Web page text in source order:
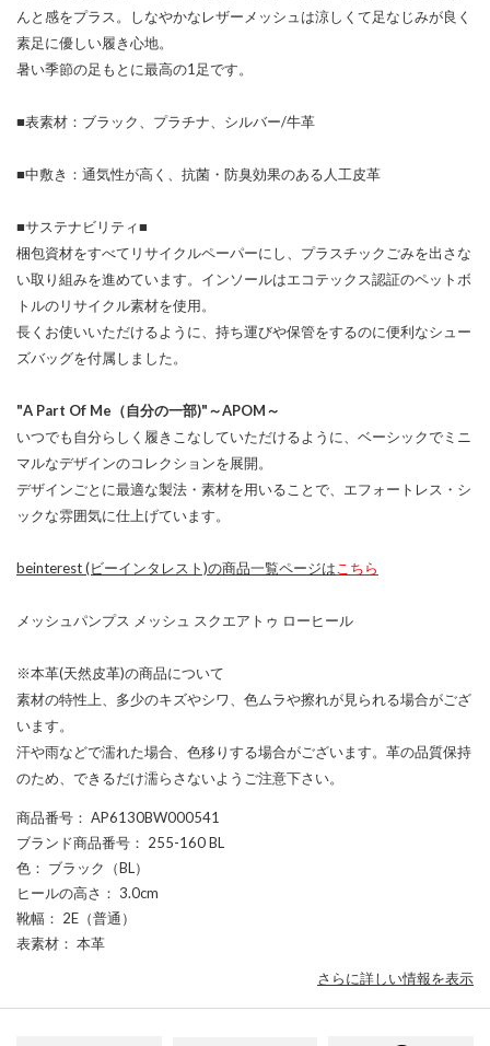
んと感をプラス。しなやかなレザーメッシュは涼しくて足なじみが良く
素足に優しい履き心地。
暑い季節の足もとに最高の1足です。
■表素材：ブラック、プラチナ、シルバー/牛革
■中敷き：通気性が高く、抗菌・防臭効果のある人工皮革
■サステナビリティ■
梱包資材をすべてリサイクルペーパーにし、プラスチックごみを出さな
い取り組みを進めています。インソールはエコテックス認証のペットボ
トルのリサイクル素材を使用。
長くお使いいただけるように、持ち運びや保管をするのに便利なシュー
ズバッグを付属しました。
"A Part Of Me（自分の一部)"～APOM～
いつでも自分らしく履きこなしていただけるように、ベーシックでミニ
マルなデザインのコレクションを展開。
デザインごとに最適な製法・素材を用いることで、エフォートレス・シ
ックな雰囲気に仕上げています。
beinterest (ビーインタレスト)の商品一覧ページは こちら
メッシュパンプス メッシュ スクエアトゥ ローヒール
※本革(天然皮革)の商品について
素材の特性上、多少のキズやシワ、色ムラや擦れが見られる場合がござ
います。
汗や雨などで濡れた場合、色移りする場合がございます。革の品質保持
のため、できるだけ濡らさないようご注意下さい。
商品番号 ： AP6130BW000541
ブランド商品番号 ： 255-160 BL
色 ： ブラック（BL）
ヒールの高さ ： 3.0cm
靴幅 ： 2E（普通）
表素材 ： 本革
さらに詳しい情報を表示